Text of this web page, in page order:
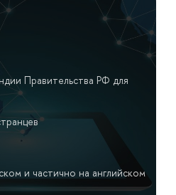
Правительства РФ для
и частично на английском